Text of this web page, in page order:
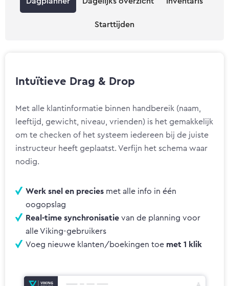
Wingfoil Centers
Starttijden
Intuïtieve Drag & Drop
Met alle klantinformatie binnen handbereik (naam,
leeftijd, gewicht, niveau, vrienden) is het gemakkelijk
om te checken of het systeem iedereen bij de juiste
instructeur heeft geplaatst. Verfijn het schema waar
nodig.
Werk snel en precies met alle info in één
oogopslag
Real-time synchronisatievan de planning voor
alle Viking-gebruikers
Voeg nieuwe klanten/boekingen toe met 1 klik